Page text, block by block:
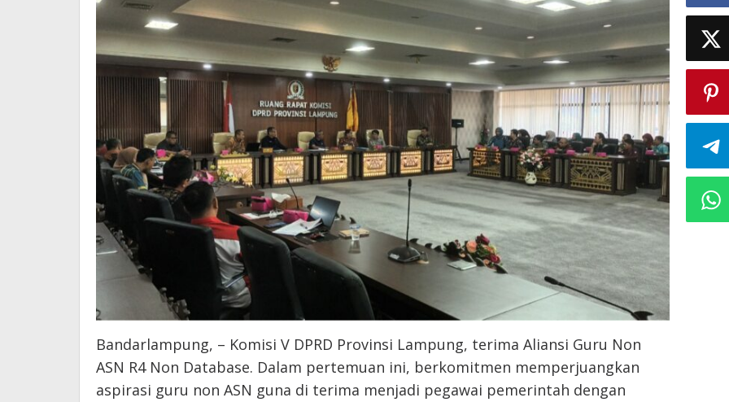
Bandarlampung, – Komisi V DPRD Provinsi Lampung, terima Aliansi Guru Non
ASN R4 Non Database. Dalam pertemuan ini, berkomitmen memperjuangkan
aspirasi guru non ASN guna di terima menjadi pegawai pemerintah dengan